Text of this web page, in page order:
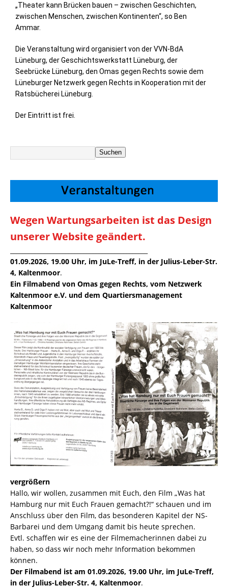
„Theater kann Brücken bauen – zwischen Geschichten,
zwischen Menschen, zwischen Kontinenten“, so Ben
Ammar.
Die Veranstaltung wird organisiert von der VVN-BdA
Lüneburg, der Geschichtswerkstatt Lüneburg, der
Seebrücke Lüneburg, den Omas gegen Rechts sowie dem
Lüneburger Netzwerk gegen Rechts in Kooperation mit der
Ratsbücherei Lüneburg.
Der Eintritt ist frei.
Suchen
Wegen Wartungsarbeiten ist das Design
unserer Website geändert.
01.09.2026, 19.00 Uhr, im JuLe-Treff, in der Julius-Leber-Str.
4, Kaltenmoor.
Ein Filmabend von Omas gegen Rechts, vom Netzwerk
Kaltenmoor e.V. und dem Quartiersmanagement
Kaltenmoor
vergrößern
Hallo, wir wollen, zusammen mit Euch, den Film „Was hat
Hamburg nur mit Euch Frauen gemacht?!“ schauen und im
Anschluss über den Film, das besonderen Kapitel der NS-
Barbarei und dem Umgang damit bis heute sprechen.
Evtl. schaffen wir es eine der Filmemacherinnen dabei zu
haben, so dass wir noch mehr Information bekommen
können.
Der Filmabend ist am 01.09.2026, 19.00 Uhr, im JuLe-Treff,
in der Julius-Leber-Str. 4, Kaltenmoor.